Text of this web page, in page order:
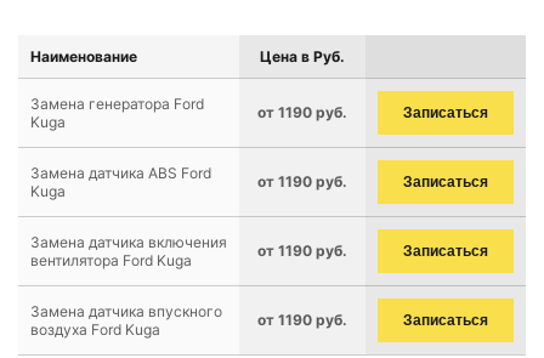
Наименование Цена в Руб.
Замена генератора Ford
Kuga
от 1190 руб. Записаться
Замена датчика ABS Ford
Kuga
от 1190 руб. Записаться
Замена датчика включения
вентилятора Ford Kuga
от 1190 руб. Записаться
Замена датчика впускного
воздуха Ford Kuga
от 1190 руб. Записаться